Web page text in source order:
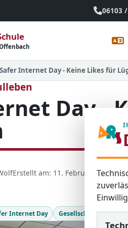
06103
Safer Internet Day - Keine Likes für
Day -
Erstellt am: 11. Februar 2025
Internet Day Gesellschaftslehre